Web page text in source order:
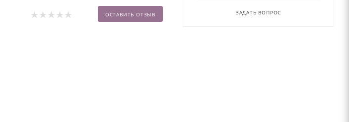
ОСТАВИТЬ ОТЗЫВ ЗАДАТЬ ВОПРОС